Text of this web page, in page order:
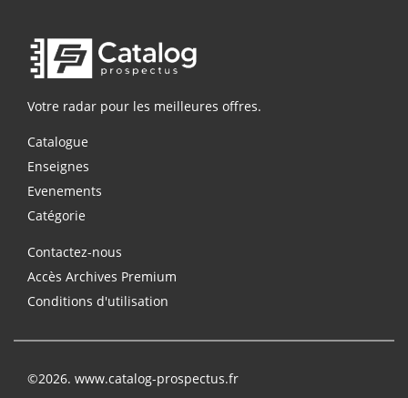
Votre radar pour les meilleures offres.
Catalogue
Enseignes
Evenements
Catégorie
Contactez-nous
Accès Archives Premium
Conditions d'utilisation
©2026. www.catalog-prospectus.fr